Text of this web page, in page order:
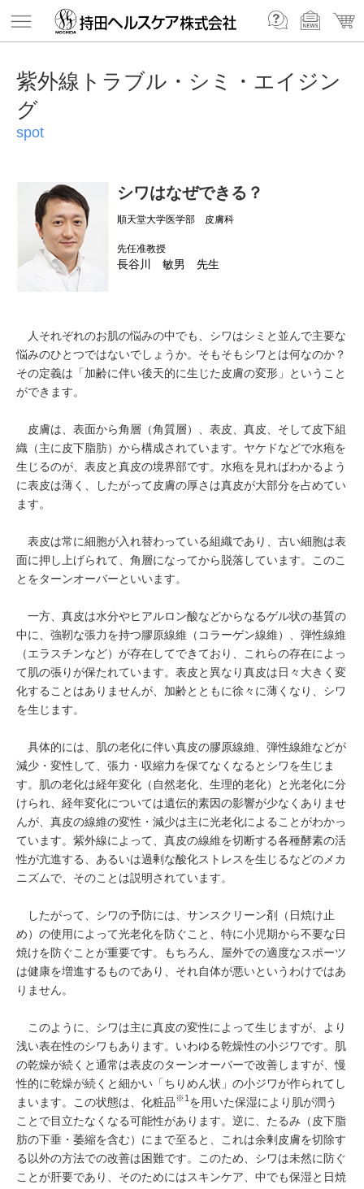
紫外線トラブル・シミ・エイジン
グ
spot
シワはなぜできる？
順天堂大学医学部 皮膚科
先任准教授
長谷川 敏男 先生
人それぞれのお肌の悩みの中でも、シワはシミと並んで主要な
悩みのひとつではないでしょうか。そもそもシワとは何なのか？
その定義は「加齢に伴い後天的に生じた皮膚の変形」ということ
ができます。
皮膚は、表面から角層（角質層）、表皮、真皮、そして皮下組
織（主に皮下脂肪）から構成されています。ヤケドなどで水疱を
生じるのが、表皮と真皮の境界部です。水疱を見ればわかるよう
に表皮は薄く、したがって皮膚の厚さは真皮が大部分を占めてい
ます。
表皮は常に細胞が入れ替わっている組織であり、古い細胞は表
面に押し上げられて、角層になってから脱落しています。このこ
とをターンオーバーといいます。
一方、真皮は水分やヒアルロン酸などからなるゲル状の基質の
中に、強靭な張力を持つ膠原線維（コラーゲン線維）、弾性線維
（エラスチンなど）が存在してできており、これらの存在によっ
て肌の張りが保たれています。表皮と異なり真皮は日々大きく変
化することはありませんが、加齢とともに徐々に薄くなり、シワ
を生じます。
具体的には、肌の老化に伴い真皮の膠原線維、弾性線維などが
減少・変性して、張力・収縮力を保てなくなるとシワを生じま
す。肌の老化は経年変化（自然老化、生理的老化）と光老化に分
けられ、経年変化については遺伝的素因の影響が少なくありませ
んが、真皮の線維の変性・減少は主に光老化によることがわかっ
ています。紫外線によって、真皮の線維を切断する各種酵素の活
性が亢進する、あるいは過剰な酸化ストレスを生じるなどのメカ
ニズムで、そのことは説明されています。
したがって、シワの予防には、サンスクリーン剤（日焼け止
め）の使用によって光老化を防ぐこと、特に小児期から不要な日
焼けを防ぐことが重要です。もちろん、屋外での適度なスポーツ
は健康を増進するものであり、それ自体が悪いというわけではあ
りません。
このように、シワは主に真皮の変性によって生じますが、より
浅い表在性のシワもあります。いわゆる乾燥性の小ジワです。肌
の乾燥が続くと通常は表皮のターンオーバーで改善しますが、慢
性的に乾燥が続くと細かい「ちりめん状」の小ジワが作られてし
まいます。この状態は、化粧品※1を用いた保湿により肌が潤う
ことで目立たなくなる可能性があります。逆に、たるみ（皮下脂
肪の下垂・萎縮を含む）にまで至ると、これは余剰皮膚を切除す
る以外の方法での改善は困難です。このため、シワは未然に防ぐ
ことが肝要であり、そのためにはスキンケア、中でも保湿と日焼